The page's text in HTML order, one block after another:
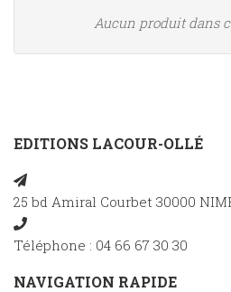
Aucun produit dans
EDITIONS LACOUR-OLLÉ
25 bd Amiral Courbet 30000
Téléphone : 04 66 67 30 30
NAVIGATION RAPIDE